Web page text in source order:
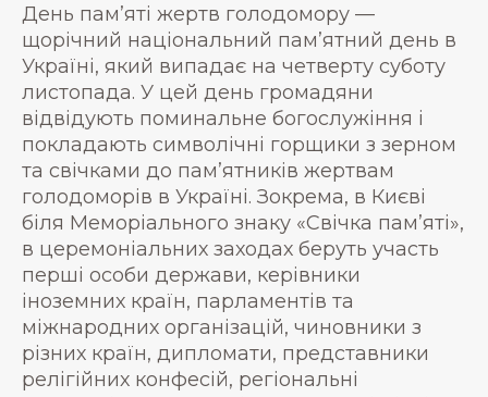
День пам’яті жертв голодомору —
щорічний національний пам’ятний день в
Україні, який випадає на четверту суботу
листопада. У цей день громадяни
відвідують поминальне богослужіння і
покладають символічні горщики з зерном
та свічками до пам’ятників жертвам
голодоморів в Україні. Зокрема, в Києві
біля Меморіального знаку «Свічка пам’яті»,
в церемоніальних заходах беруть участь
перші особи держави, керівники
іноземних країн, парламентів та
міжнародних організацій, чиновники з
різних країн, дипломати, представники
релігійних конфесій, регіональні